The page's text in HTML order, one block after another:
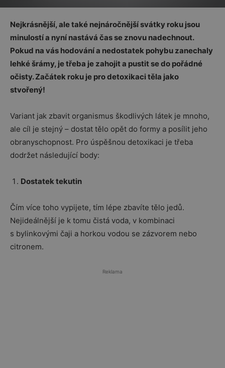
Nejkrásnější, ale také nejnáročnější svátky roku jsou
minulostí a nyní nastává čas se znovu nadechnout.
Pokud na vás hodování a nedostatek pohybu zanechaly
lehké šrámy, je třeba je zahojit a pustit se do pořádné
očisty. Začátek roku je pro detoxikaci těla jako
stvořený!
Variant jak zbavit organismus škodlivých látek je mnoho,
ale cíl je stejný – dostat tělo opět do formy a posílit jeho
obranyschopnost. Pro úspěšnou detoxikaci je třeba
dodržet následující body:
Dostatek tekutin
Čím více toho vypijete, tím lépe zbavíte tělo jedů.
Nejideálnější je k tomu čistá voda, v kombinaci
s bylinkovými čaji a horkou vodou se zázvorem nebo
citronem.
Reklama